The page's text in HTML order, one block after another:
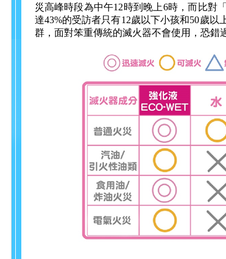
災高峰時段為中午12時到晚上6時，而比對
達43%的受訪者只有12歲以下小孩和50歲
群，面對笨重傳統的滅火器不會使用，恐錯